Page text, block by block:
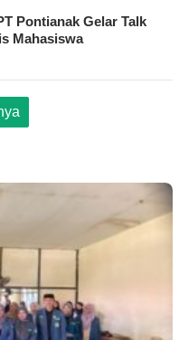
Pontianak Gelar Talk
Mahasiswa